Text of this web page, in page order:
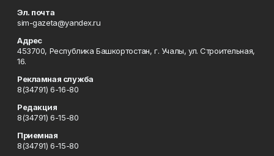
Эл. почта
sim-gazeta@yandex.ru
Адрес
453700, Республика Башкортостан, г. Учалы, ул. Строительная,
16.
Рекламная служба
8(34791) 6-16-80
Редакция
8(34791) 6-15-80
Приемная
8(34791) 6-15-80